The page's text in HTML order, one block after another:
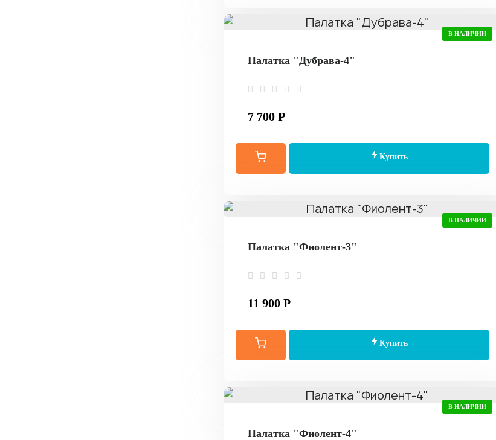
В НАЛИЧИИ
Палатка "Дубрава-4"
7 700 Р
Купить
В НАЛИЧИИ
Палатка "Фиолент-3"
11 900 Р
Купить
В НАЛИЧИИ
Палатка "Фиолент-4"